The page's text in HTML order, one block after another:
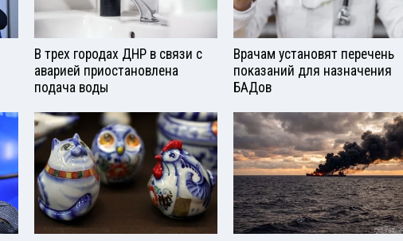
В трех городах ДНР в связи с
аварией приостановлена
подача воды
Врачам установят перечень
показаний для назначения
БАДов